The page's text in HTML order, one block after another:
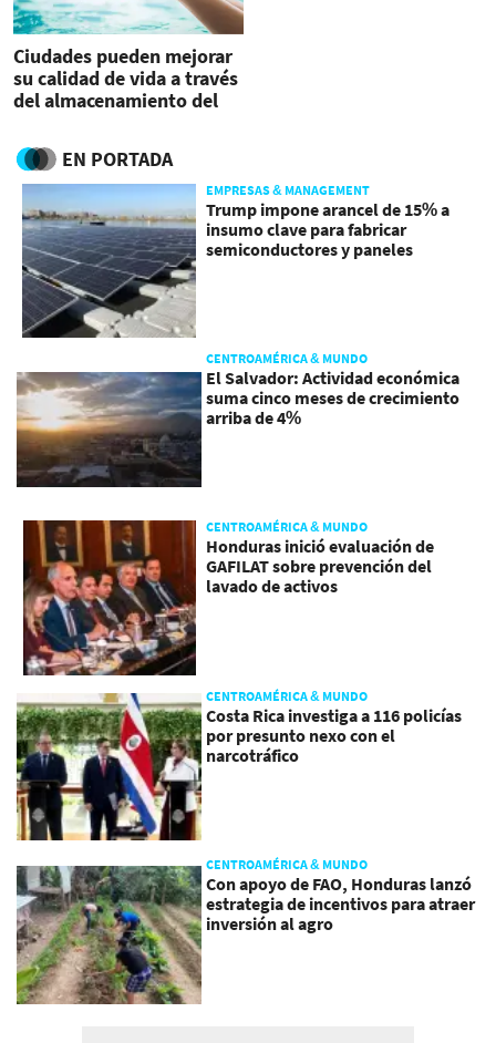
Ciudades pueden mejorar
su calidad de vida a través
del almacenamiento del
EN PORTADA
EMPRESAS & MANAGEMENT
Trump impone arancel de 15% a
insumo clave para fabricar
semiconductores y paneles
CENTROAMÉRICA & MUNDO
El Salvador: Actividad económica
suma cinco meses de crecimiento
arriba de 4%
CENTROAMÉRICA & MUNDO
Honduras inició evaluación de
GAFILAT sobre prevención del
lavado de activos
CENTROAMÉRICA & MUNDO
Costa Rica investiga a 116 policías
por presunto nexo con el
narcotráfico
CENTROAMÉRICA & MUNDO
Con apoyo de FAO, Honduras lanzó
estrategia de incentivos para atraer
inversión al agro